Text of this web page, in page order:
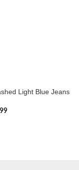
Light Blue Jeans